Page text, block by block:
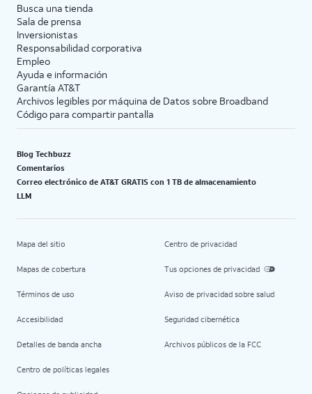
Busca una tienda
Sala de prensa
Inversionistas
Responsabilidad corporativa
Empleo
Ayuda e información
Garantía AT&T
Archivos legibles por máquina de Datos sobre Broadband
Código para compartir pantalla
Blog Techbuzz
Comentarios
Correo electrónico de AT&T GRATIS con 1 TB de almacenamiento
LLM
Mapa del sitio
Mapas de cobertura
Términos de uso
Accesibilidad
Detalles de banda ancha
Centro de políticas legales
Centro de privacidad
Tus opciones de privacidad
Aviso de privacidad sobre salud
Seguridad cibernética
Archivos públicos de la FCC